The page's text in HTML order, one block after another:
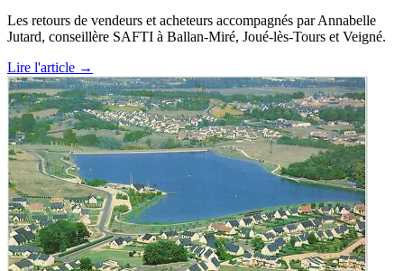
Les retours de vendeurs et acheteurs accompagnés par Annabelle
Jutard, conseillère SAFTI à Ballan-Miré, Joué-lès-Tours et Veigné.
Lire l'article →